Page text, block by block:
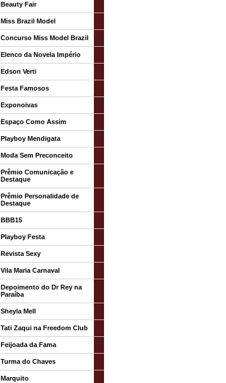
Beauty Fair
Miss Brazil Model
Concurso Miss Model Brazil
Elenco da Novela Império
Edson Verti
Festa Famosos
Exponoivas
Espaço Como Assim
Playboy Mendigata
Moda Sem Preconceito
Prêmio Comunicação e
Destaque
Prêmio Personalidade de
Destaque
BBB15
Playboy Festa
Revista Sexy
Vila Maria Carnaval
Depoimento do Dr Rey na
Paraíba
Sheyla Mell
Tati Zaqui na Freedom Club
Feijoada da Fama
Turma do Chaves
Marquito